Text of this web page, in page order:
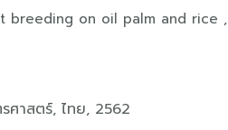
breeding on oil palm and rice ,
าสตร์, ไทย, 2562